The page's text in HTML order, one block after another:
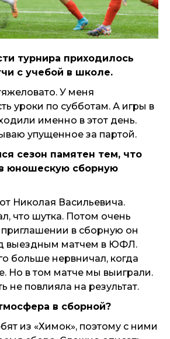
турнира приходилось
с учебой в школе.
У меня
уроки по субботам. А игры в
именно в этот день.
упущенное за партой.
сезон памятен тем, что
юношескую сборную
Николая Васильевича.
что шутка. Потом очень
в сборную он
выездным матчем в ЮФЛ.
больше нервничал, когда
Но в том матче мы выиграли.
не повлияла на результат.
в сборной?
из «Химок», поэтому с ними